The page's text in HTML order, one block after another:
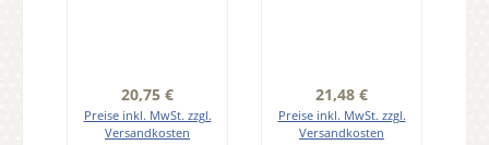
Regulärer Preis:
20,75 €
Preise inkl. MwSt. zzgl.
Versandkosten
Regulärer Preis:
21,48 €
Preise inkl. MwSt. zzgl.
Versandkosten